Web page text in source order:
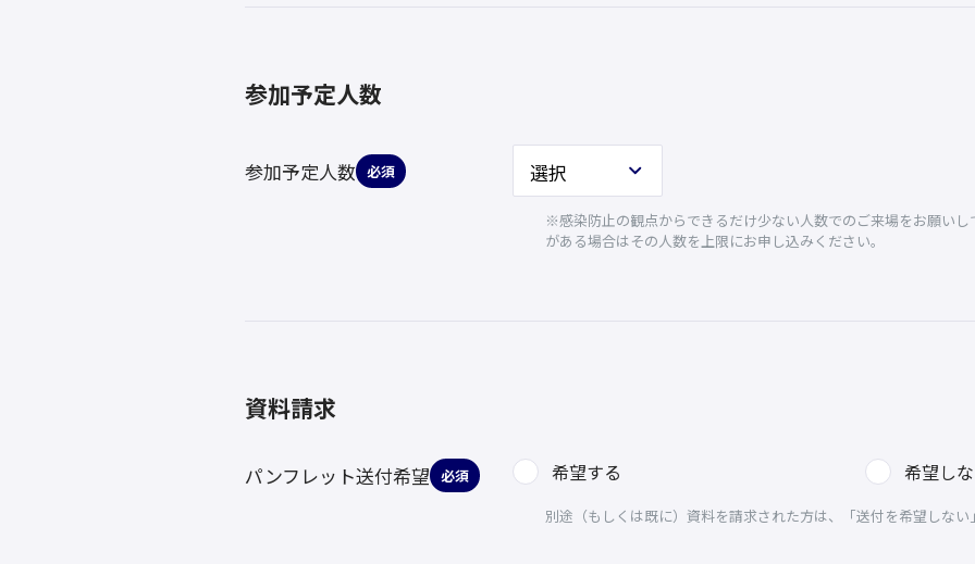
参加予定人数
参加予定人数 必須
※感染防止の観点からできるだけ少ない人数でのご来場をお願い
がある場合はその人数を上限にお申し込みください。
資料請求
パンフレット送付希望 必須 希望する 希望し
別途（もしくは既に）資料を請求された方は、「送付を希望しな